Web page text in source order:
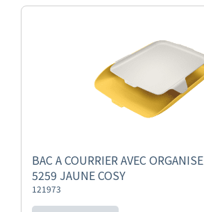
BAC A COURRIER AVEC
5259 JAUNE COSY
121973